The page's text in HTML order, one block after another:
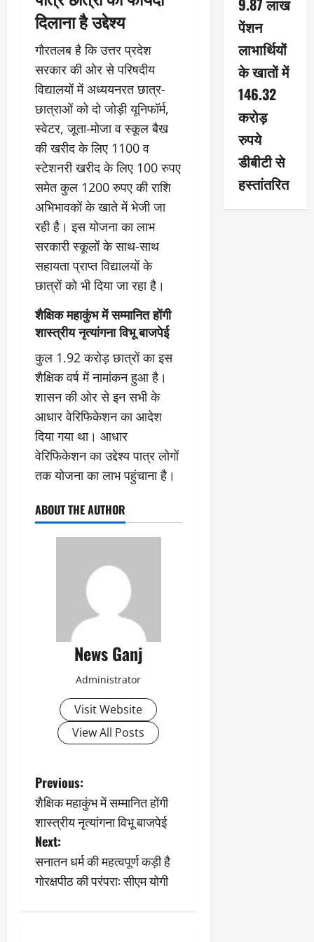
दिलाना है उद्देश्य
गौरतलब है कि उत्तर प्रदेश
सरकार की ओर से परिषदीय
विद्यालयों में अध्ययनरत छात्र-
छात्राओं को दो जोड़ी यूनिफॉर्म,
स्वेटर, जूता-मोजा व स्कूल बैख
की खरीद के लिए 1100 व
स्टेशनरी खरीद के लिए 100 रुपए
समेत कुल 1200 रुपए की राशि
अभिभावकों के खाते में भेजी जा
रही है। इस योजना का लाभ
सरकारी स्कूलों के साथ-साथ
सहायता प्राप्त विद्यालयों के
छात्रों को भी दिया जा रहा है।
शैक्षिक महाकुंभ में सम्मानित होंगी
शास्त्रीय नृत्यांगना विभू बाजपेई
कुल 1.92 करोड़ छात्रों का इस
शैक्षिक वर्ष में नामांकन हुआ है।
शासन की ओर से इन सभी के
आधार वेरिफिकेशन का आदेश
दिया गया था। आधार
वेरिफिकेशन का उद्देश्य पात्र लोगों
तक योजना का लाभ पहुंचाना है।
ABOUT THE AUTHOR
News Ganj
Administrator
Visit Website
View All Posts
P
o
s
t
Previous:
शैक्षिक महाकुंभ में सम्मानित होंगी
शास्त्रीय नृत्यांगना विभू बाजपेई
Next:
सनातन धर्म की महत्वपूर्ण कड़ी है
गोरक्षपीठ की परंपरा: सीएम योगी
9.87 लाख
पेंशन
लाभार्थियों
के खातों में
146.32
करोड़
रुपये
डीबीटी से
हस्तांतरित